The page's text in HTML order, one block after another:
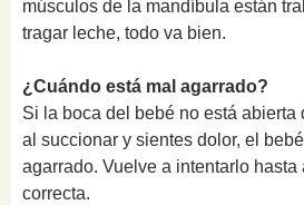
músculos de la mandíbula están
tragar leche, todo va bien.
¿Cuándo está mal agarrado?
Si la boca del bebé no está abierta
al succionar y sientes dolor, el
agarrado. Vuelve a intentarlo
correcta.